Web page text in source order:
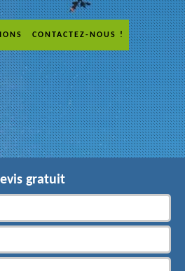
CONTACTEZ-NOUS !
gratuit